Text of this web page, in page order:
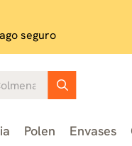
seguro
Polen Envases